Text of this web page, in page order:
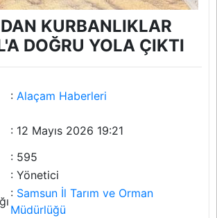
KURBANLIKLAR
DOĞRU YOLA ÇIKTI
: Alaçam Haberleri
: 12 Mayıs 2026 19:21
: 595
: Yönetici
: Samsun İl Tarım ve Orman
Müdürlüğü